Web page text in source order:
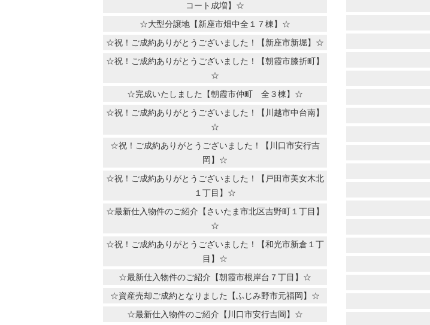
コート成増】☆
☆大型分譲地【新座市畑中全１７棟】☆
☆祝！ご成約ありがとうございました！【新座市新堀】☆
☆祝！ご成約ありがとうございました！【朝霞市膝折町】
☆
☆完成いたしました【朝霞市仲町 全３棟】☆
☆祝！ご成約ありがとうございました！【川越市中台南】
☆
☆祝！ご成約ありがとうございました！【川口市安行吉
岡】☆
☆祝！ご成約ありがとうございました！【戸田市美女木北
１丁目】☆
☆最新仕入物件のご紹介【さいたま市北区吉野町１丁目】
☆
☆祝！ご成約ありがとうございました！【和光市新倉１丁
目】☆
☆最新仕入物件のご紹介【朝霞市根岸台７丁目】☆
☆資産売却ご成約となりました【ふじみ野市元福岡】☆
☆最新仕入物件のご紹介【川口市安行吉岡】☆